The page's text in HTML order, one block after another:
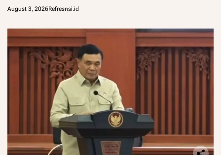
August 3, 2026Refresnsi.id